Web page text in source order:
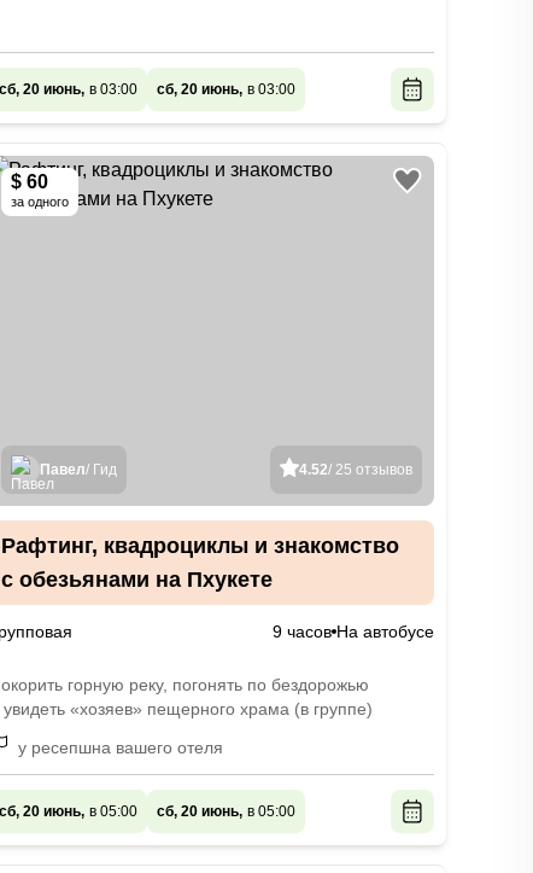
сб, 20 июнь, в 03:00 сб, 20 июнь, в 03:00
$ 60
за одного
4.52/ 25 отзывов
Павел/ Гид
Рафтинг, квадроциклы и знакомство
с обезьянами на Пхукете
9 часов На автобусе
горную реку, погонять по бездорожью
увидеть «хозяев» пещерного храма (в группе)
у ресепшна вашего отеля
сб, 20 июнь, в 05:00 сб, 20 июнь, в 05:00